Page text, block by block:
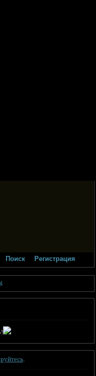
Поиск
Регистрация
.